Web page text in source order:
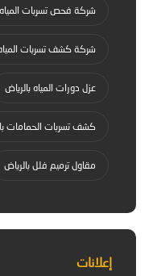
شركة فحص تسربات المياه
شركة كشف تسربات المياه
عزل دورات المياه بالرياض
كشف تسربات الحمامات
مقاول ترميم فلل بالرياض
إعلانات